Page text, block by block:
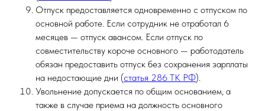
Отпуск предоставляется одновременно с отпуском по
основной работе. Если сотрудник не отработал 6
месяцев — отпуск авансом. Если отпуск по
совместительству короче основного — работодатель
обязан предоставить отпуск без сохранения зарплаты
на недостающие дни (статья 286 ТК РФ).
Увольнение допускается по общим основанием, а
также в случае приема на должность основного